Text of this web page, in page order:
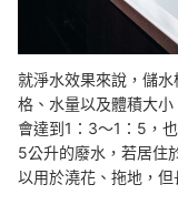
就淨水效果來說，儲
格、水量以及體積大小
會達到1：3～1：5，
5公升的廢水，若居住
以用於澆花、拖地，但